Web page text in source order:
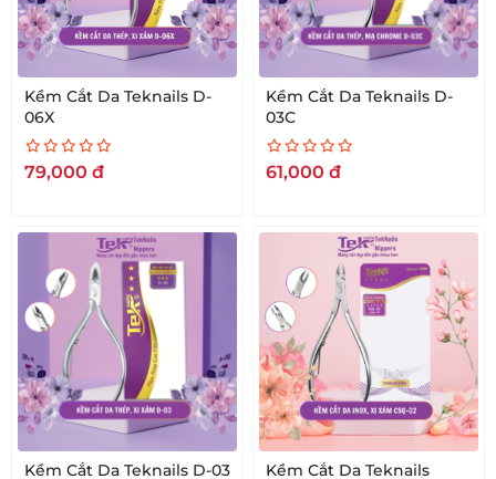
Kềm Cắt Da Teknails D-
06X
79,000 đ
Kềm Cắt Da Teknails D-
03C
61,000 đ
Kềm Cắt Da Teknails D-03 Kềm Cắt Da Teknails